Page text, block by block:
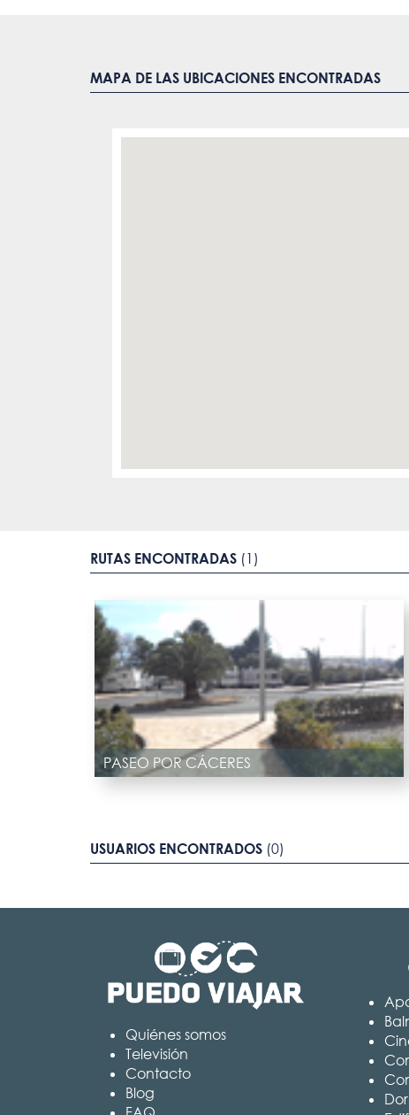
MAPA DE LAS UBICACIONES ENCONTRADAS
RUTAS ENCONTRADAS (1)
PASEO POR CÁCERES
USUARIOS ENCONTRADOS (0)
Quiénes somos
Televisión
Contacto
Blog